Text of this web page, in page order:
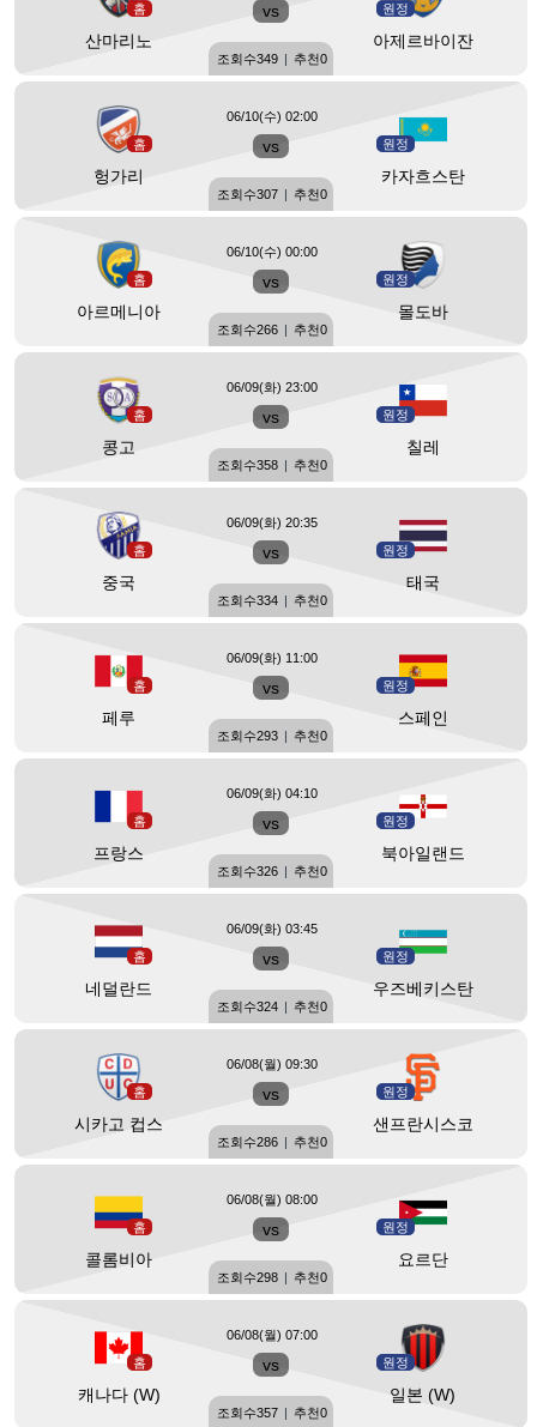
홈
산마리노
vs 원정
아제르바이잔
조회수349 | 추천0
홈
헝가리
vs 원정
카자흐스탄
06/10(수) 02:00
조회수307 | 추천0
홈
아르메니아
vs 원정
몰도바
06/10(수) 00:00
조회수266 | 추천0
홈
콩고
vs 원정
칠레
06/09(화) 23:00
조회수358 | 추천0
홈
중국
vs 원정
태국
06/09(화) 20:35
조회수334 | 추천0
홈
페루
vs 원정
스페인
06/09(화) 11:00
조회수293 | 추천0
홈
프랑스
vs 원정
북아일랜드
06/09(화) 04:10
조회수326 | 추천0
홈
네덜란드
vs 원정
우즈베키스탄
06/09(화) 03:45
조회수324 | 추천0
홈
시카고 컵스
vs 원정
샌프란시스코
06/08(월) 09:30
조회수286 | 추천0
홈
콜롬비아
vs 원정
요르단
06/08(월) 08:00
조회수298 | 추천0
홈
캐나다 (W)
vs 원정
일본 (W)
06/08(월) 07:00
조회수357 | 추천0